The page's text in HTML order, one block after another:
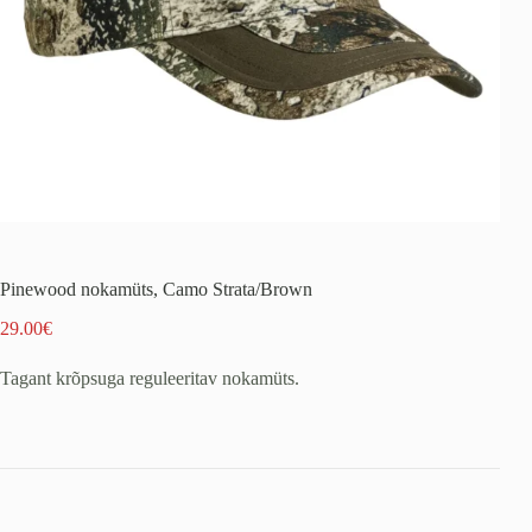
Pinewood nokamüts, Camo Strata/Brown
29.00€
Tagant krõpsuga reguleeritav nokamüts.